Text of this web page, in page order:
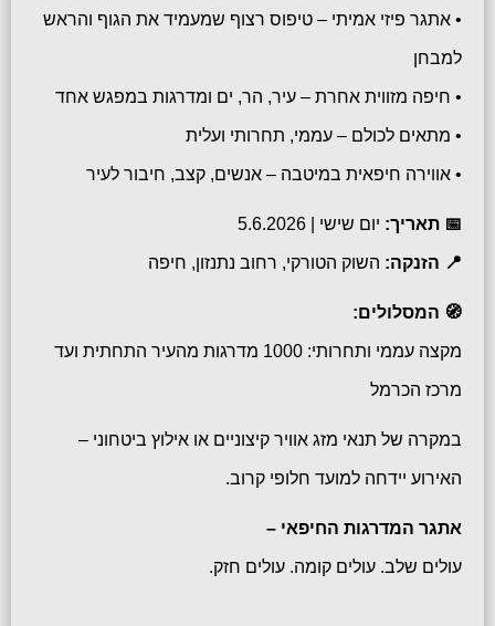
• אתגר פיזי אמיתי – טיפוס רצוף שמעמיד את הגוף והראש
למבחן
• חיפה מזווית אחרת – עיר, הר, ים ומדרגות במפגש אחד
• מתאים לכולם – עממי, תחרותי ועלית
• אווירה חיפאית במיטבה – אנשים, קצב, חיבור לעיר
📅 תאריך: יום שישי | 5.6.2026
📍 הזנקה: השוק הטורקי, רחוב נתנזון, חיפה
🧭 המסלולים:
מקצה עממי ותחרותי: 1000 מדרגות מהעיר התחתית ועד
מרכז הכרמל
במקרה של תנאי מזג אוויר קיצוניים או אילוץ ביטחוני –
האירוע יידחה למועד חלופי קרוב.
אתגר המדרגות החיפאי –
עולים שלב. עולים קומה. עולים חזק.